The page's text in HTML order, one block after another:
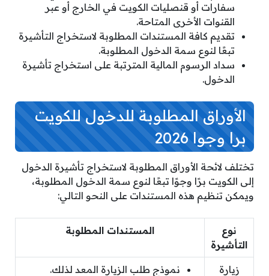
سفارات أو قنصليات الكويت في الخارج أو عبر
القنوات الأخرى المتاحة.
تقديم كافة المستندات المطلوبة لاستخراج التأشيرة
تبعًا لنوع سمة الدخول المطلوبة.
سداد الرسوم المالية المترتبة على استخراج تأشيرة
الدخول.
الأوراق المطلوبة للدخول للكويت
برا وجوا 2026
تختلف لائحة الأوراق المطلوبة لاستخراج تأشيرة الدخول
إلى الكويت برًا وجوًا تبعًا لنوع سمة الدخول المطلوبة،
ويمكن تنظيم هذه المستندات على النحو التالي:
نوع
التأشيرة
المستندات المطلوبة
زيارة
نموذج طلب الزيارة المعد لذلك.